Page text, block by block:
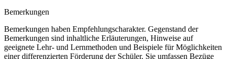
Bemerkungen
Bemerkungen haben Empfehlungscharakter. Gegenstand der
Bemerkungen sind inhaltliche Erläuterungen, Hinweise auf
geeignete Lehr- und Lernmethoden und Beispiele für Möglichkeiten
einer differenzierten Förderung der Schüler. Sie umfassen Bezüge